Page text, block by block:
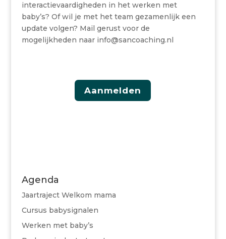
interactievaardigheden in het werken met
baby’s? Of wil je met het team gezamenlijk een
update volgen? Mail gerust voor de
mogelijkheden naar info@sancoaching.nl
Aanmelden
Agenda
Jaartraject Welkom mama
Cursus babysignalen
Werken met baby’s